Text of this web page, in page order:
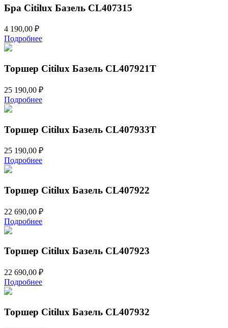
Бра Citilux Базель CL407315
4 190,00 ₽
Подробнее
Торшер Citilux Базель CL407921T
25 190,00 ₽
Подробнее
Торшер Citilux Базель CL407933T
25 190,00 ₽
Подробнее
Торшер Citilux Базель CL407922
22 690,00 ₽
Подробнее
Торшер Citilux Базель CL407923
22 690,00 ₽
Подробнее
Торшер Citilux Базель CL407932